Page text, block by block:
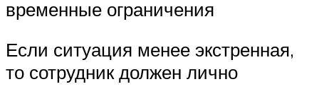
временные ограничения
Если ситуация менее экстренная,
то сотрудник должен лично